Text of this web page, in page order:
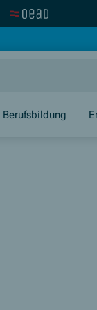
Berufsbildung